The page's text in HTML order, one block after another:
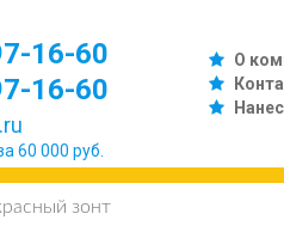
О
16-60
16-60
60 000 руб.